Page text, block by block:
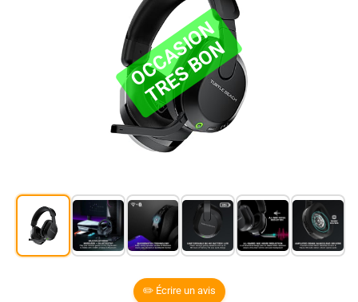
O
C
C
A
S
I
O
N
T
R
E
S
B
O
N
✏️ Écrire un avis